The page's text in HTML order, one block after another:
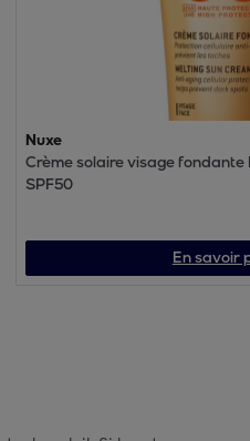
Nuxe
Crème solaire visage fondante
SPF50
En savoir